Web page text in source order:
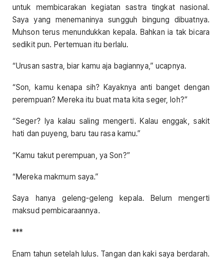
untuk membicarakan kegiatan sastra tingkat nasional.
Saya yang menemaninya sungguh bingung dibuatnya.
Muhson terus menundukkan kepala. Bahkan ia tak bicara
sedikit pun. Pertemuan itu berlalu.
“Urusan sastra, biar kamu aja bagiannya,” ucapnya.
“Son, kamu kenapa sih? Kayaknya anti banget dengan
perempuan? Mereka itu buat mata kita seger, loh?”
“Seger? Iya kalau saling mengerti. Kalau enggak, sakit
hati dan puyeng, baru tau rasa kamu.”
“Kamu takut perempuan, ya Son?”
“Mereka makmum saya.”
Saya hanya geleng-geleng kepala. Belum mengerti
maksud pembicaraannya.
***
Enam tahun setelah lulus. Tangan dan kaki saya berdarah.